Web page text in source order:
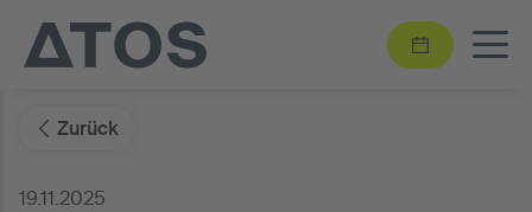
Zurück
19.11.2025